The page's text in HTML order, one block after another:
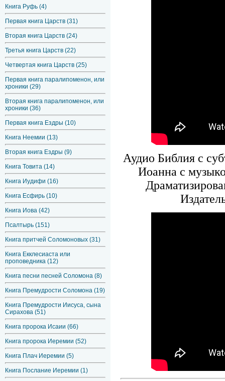
Книга Руфь (4)
Первая книга Царств (31)
Вторая книга Царств (24)
Третья книга Царств (22)
Четвертая книга Царств (25)
Первая книга паралипоменон, или
хроники (29)
Вторая книга паралипоменон, или
хроники (36)
Первая книга Ездры (10)
Книга Неемии (13)
Вторая книга Ездры (9)
Книга Товита (14)
Книга Иудифи (16)
Книга Есфирь (10)
Книга Иова (42)
Псалтырь (151)
Книга притчей Соломоновых (31)
Книга Екклесиаста или
проповедника (12)
Книга песни песней Соломона (8)
Книга Премудрости Соломона (19)
Книга Премудрости Иисуса, сына
Сирахова (51)
Книга пророка Исаии (66)
Книга пророка Иеремии (52)
Книга Плач Иеремии (5)
Книга Послание Иеремии (1)
Аудио Библия с
Иоанна с